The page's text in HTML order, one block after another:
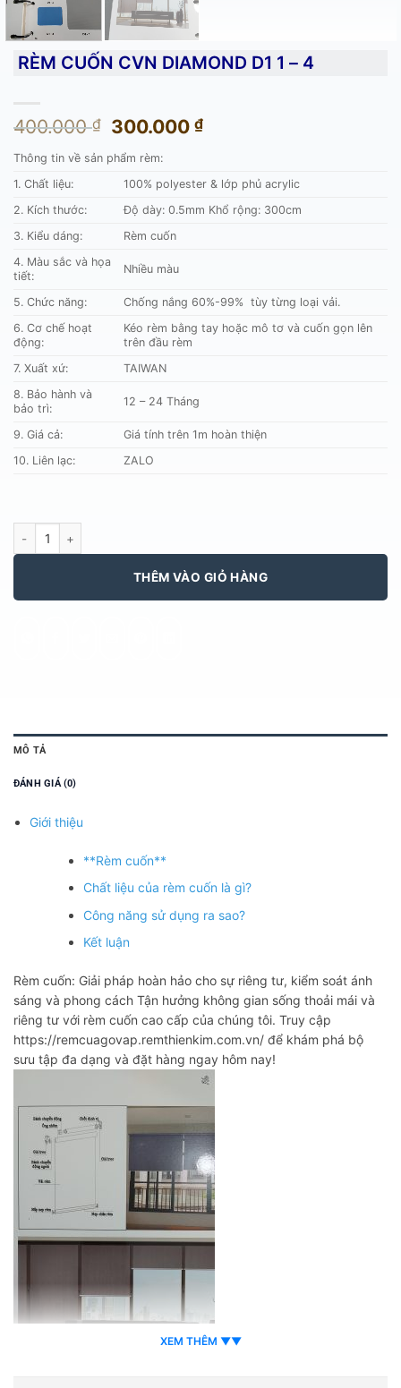
RÈM CUỐN CVN DIAMOND D1 1 – 4
400.000₫
Giá
là:
400.000 ₫.
300.000₫Giá
là:
300.000 ₫.
Thông tin về sản phẩm rèm:
1. Chất liệu:
100% polyester & lớp phủ acrylic
2. Kích thước:
Độ dày: 0.5mm Khổ rộng: 300cm
3. Kiểu dáng:
Rèm cuốn
4. Màu sắc và họa
tiết:
Nhiều màu
5. Chức năng:
Chống nắng 60%-99% tùy từng loại vải.
6. Cơ chế hoạt
động:
Kéo rèm bằng tay hoặc mô tơ và cuốn gọn lên
trên đầu rèm
7. Xuất xứ:
TAIWAN
8. Bảo hành và
bảo trì:
12 – 24 Tháng
9. Giá cả:
Giá tính trên 1m hoàn thiện
10. Liên lạc:
ZALO
RÈM CUỐN CVN DIAMOND D1 1 - 4 số lượng
THÊM VÀO GIỎ HÀNG
MÔ TẢ
ĐÁNH GIÁ (0)
Giới thiệu
**Rèm cuốn**
Chất liệu của rèm cuốn là gì?
Công năng sử dụng ra sao?
Kết luận
Rèm cuốn: Giải pháp hoàn hảo cho sự riêng tư, kiểm soát ánh
sáng và phong cách Tận hưởng không gian sống thoải mái và
riêng tư với rèm cuốn cao cấp của chúng tôi. Truy cập
https://remcuagovap.remthienkim.com.vn/ để khám phá bộ
sưu tập đa dạng và đặt hàng ngay hôm nay!
XEM THÊM ▼▼